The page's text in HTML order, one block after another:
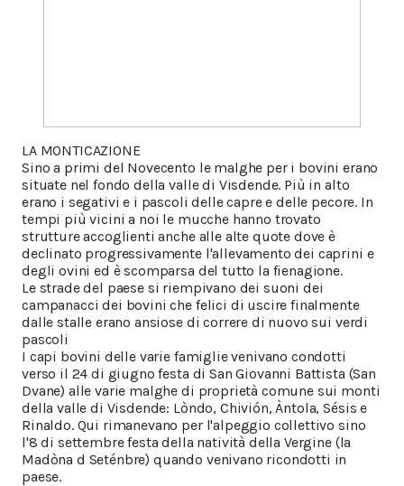
LA MONTICAZIONE
Sino a primi del Novecento le malghe per i bovini erano
situate nel fondo della valle di Visdende. Più in alto
erano i segativi e i pascoli delle capre e delle pecore. In
tempi più vicini a noi le mucche hanno trovato
strutture accoglienti anche alle alte quote dove è
declinato progressivamente l'allevamento dei caprini e
degli ovini ed è scomparsa del tutto la fienagione.
Le strade del paese si riempivano dei suoni dei
campanacci dei bovini che felici di uscire finalmente
dalle stalle erano ansiose di correre di nuovo sui verdi
pascoli
I capi bovini delle varie famiglie venivano condotti
verso il 24 di giugno festa di San Giovanni Battista (San
Dvane) alle varie malghe di proprietà comune sui monti
della valle di Visdende: Lòndo, Chivión, Àntola, Sésis e
Rinaldo. Qui rimanevano per l'alpeggio collettivo sino
l'8 di settembre festa della natività della Vergine (la
Madòna d Seténbre) quando venivano ricondotti in
paese.